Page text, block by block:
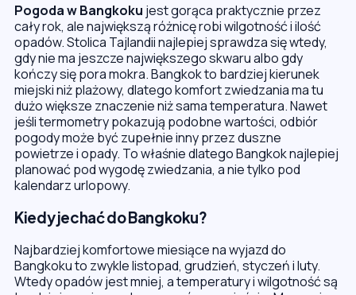
Pogoda w Bangkoku jest gorąca praktycznie przez
cały rok, ale największą różnicę robi wilgotność i ilość
opadów. Stolica Tajlandii najlepiej sprawdza się wtedy,
gdy nie ma jeszcze największego skwaru albo gdy
kończy się pora mokra. Bangkok to bardziej kierunek
miejski niż plażowy, dlatego komfort zwiedzania ma tu
dużo większe znaczenie niż sama temperatura. Nawet
jeśli termometry pokazują podobne wartości, odbiór
pogody może być zupełnie inny przez duszne
powietrze i opady. To właśnie dlatego Bangkok najlepiej
planować pod wygodę zwiedzania, a nie tylko pod
kalendarz urlopowy.
Kiedy jechać do Bangkoku?
Najbardziej komfortowe miesiące na wyjazd do
Bangkoku to zwykle listopad, grudzień, styczeń i luty.
Wtedy opadów jest mniej, a temperatury i wilgotność są